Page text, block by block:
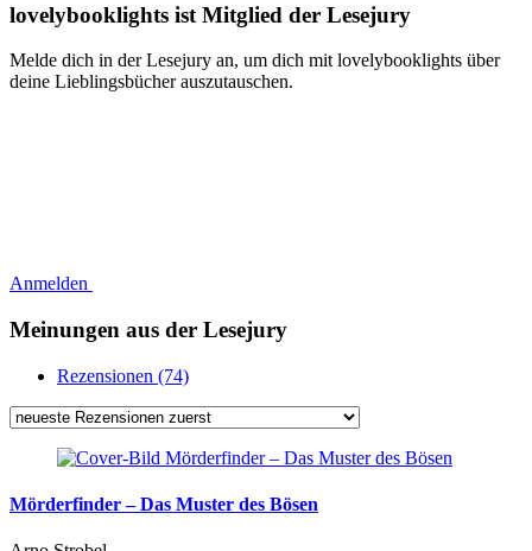
lovelybooklights ist Mitglied der Lesejury
Melde dich in der Lesejury an, um dich mit lovelybooklights über
deine Lieblingsbücher auszutauschen.
Anmelden
Meinungen aus der Lesejury
Rezensionen (74)
Mörderfinder – Das Muster des Bösen